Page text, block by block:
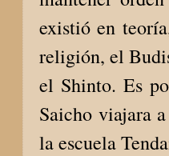
existió en
religión, el
el Shinto. Es
Saicho viajara
la escuela